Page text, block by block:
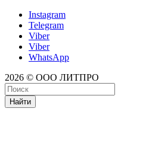
Instagram
Telegram
Viber
Viber
WhatsApp
2026 © ООО ЛИТПРО
Найти